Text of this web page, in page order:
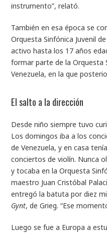
instrumento”, relató.
También en esa época se
Orquesta Sinfónica Juvenil
activo hasta los 17 años
formar parte de la Orquesta
Venezuela, en la que
El salto a la dirección
Desde niño siempre tuvo
Los domingos iba a los
de Venezuela, y en casa
conciertos de violín. Nunca
y tocaba en la Orquesta
maestro Juan Cristóbal
entregó la batuta por diez
Gynt, de Grieg. “Ese
Luego se fue a Europa a